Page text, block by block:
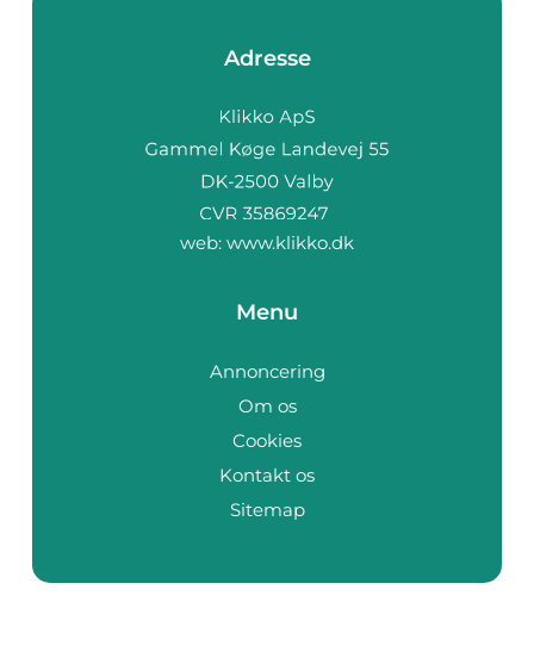
Adresse
web: www.klikko.dk
Menu
Annoncering
Om os
Cookies
Kontakt os
Sitemap